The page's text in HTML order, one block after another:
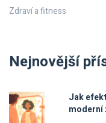
Zdraví a fitness
Nejnovější
Jak
moderní